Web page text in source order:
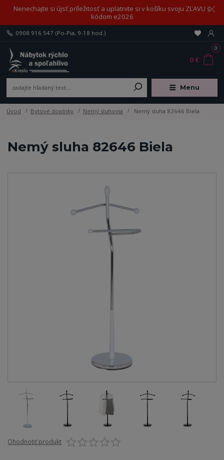
Nenechajte si újsť príležitosť a uplatnite si v košíku svoju ZĽAVU s
kódom e2026
Menu
0908 916 547 (Po-Pia, 9-18 hod.)
0
0 €
Úvod Bytové doplnky Nemý sluhovia Nemý sluha 82646 Biela
Nemý sluha 82646 Biela
Ohodnotiť produkt